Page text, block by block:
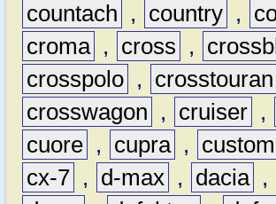
countach
, country ,
croma , cross ,
crosspolo , crosstouran
crosswagon
, cruiser ,
cuore , cupra , custom
cx-7 , d-max , dacia ,